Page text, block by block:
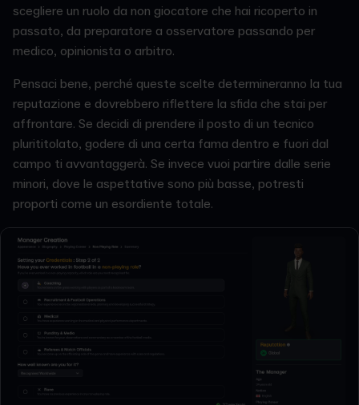
scegliere un ruolo da non giocatore che hai ricoperto in
passato, da preparatore a osservatore passando per
medico, opinionista o arbitro.
Pensaci bene, perché queste scelte determineranno la tua
reputazione e dovrebbero riflettere la sfida che stai per
affrontare. Se decidi di prendere il posto di un tecnico
plurititolato, godere di una certa fama dentro e fuori dal
campo ti avvantaggerà. Se invece vuoi partire dalle serie
minori, dove le aspettative sono più basse, potresti
proporti come un esordiente totale.